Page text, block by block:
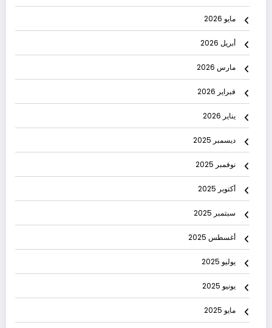
مايو 2026
أبريل 2026
مارس 2026
فبراير 2026
يناير 2026
ديسمبر 2025
نوفمبر 2025
أكتوبر 2025
سبتمبر 2025
أغسطس 2025
يوليو 2025
يونيو 2025
مايو 2025